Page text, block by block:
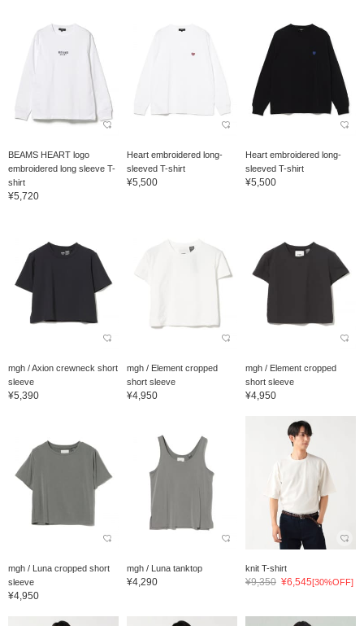
BEAMS HEART logo
embroidered long sleeve T-
shirt
¥5,720
Heart embroidered long-
sleeved T-shirt
¥5,500
Heart embroidered long-
sleeved T-shirt
¥5,500
mgh / Axion crewneck short
sleeve
¥5,390
mgh / Element cropped
short sleeve
¥4,950
mgh / Element cropped
short sleeve
¥4,950
mgh / Luna cropped short
sleeve
¥4,950
mgh / Luna tanktop
¥4,290
knit T-shirt
¥9,350 ¥6,545[30%OFF]